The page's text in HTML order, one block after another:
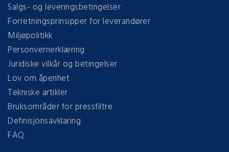
Salgs- og leveringsbetingelser
Forretningsprinsipper for leverandører
Miljøpolitikk
Personvernerklæring
Juridiske vilkår og betingelser
Lov om åpenhet
Tekniske artikler
Bruksområder for pressfiltre
Definisjonsavklaring
FAQ